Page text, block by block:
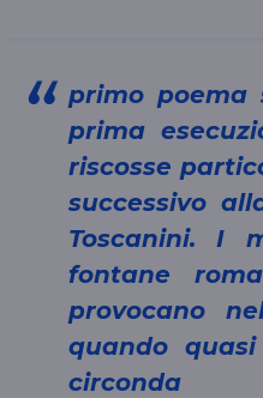
primo poema sinfonico della trilogia, scritto nel 1916 e la cui
prima
riscosse
successivo
Toscanini. I
fontane
provocano
quando
circonda